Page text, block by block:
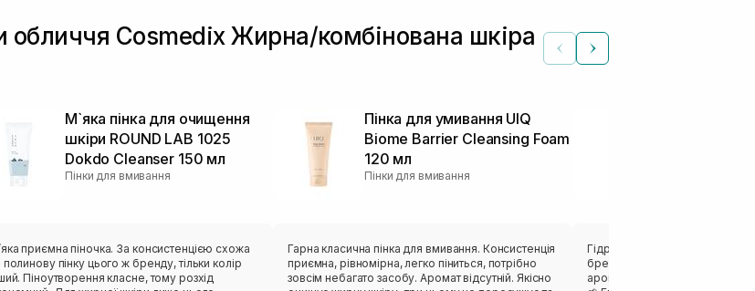
обличчя Cosmedix Жирна/комбінована шкіра
М`яка пінка для очищення
шкіри ROUND LAB 1025
Dokdo Cleanser 150 мл
Пінки для вмивання
приємна піночка. За консистенцією схожа
полинову пінку цього ж бренду, тільки колір
Піноутворення класне, тому розхід
Пінка для умивання UIQ
Biome Barrier Cleansing Foam
120 мл
Пінки для вмивання
Гарна класична пінка для вмивання. Консистенція
приємна, рівномірна, легко піниться, потрібно
зовсім небагато засобу. Аромат відсутній. Якісно
Гідрофільна олія дуже схожа
бренду в зеленому кольорі -
аромат трав, але не такий